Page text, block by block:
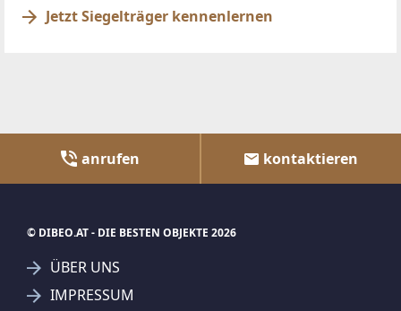
Jetzt Siegelträger kennenlernen
anrufen kontaktieren
© DIBEO.AT - DIE BESTEN OBJEKTE 2026
ÜBER UNS
IMPRESSUM